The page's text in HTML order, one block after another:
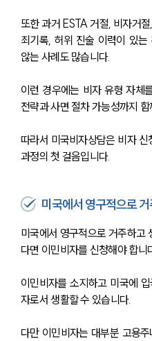
또한 과거 ESTA 거절, 비자거
죄기록, 허위 진술 이력이 있는
않는 사례도 많습니다.
이런 경우에는 비자 유형 자체
전략과 사면 절차 가능성까지
따라서 미국비자상담은 비자
과정의 첫 걸음입니다.
미국에서 영구적으로
미국에서 영구적으로 거주하고
다면 이민비자를 신청해야 합니
이민비자를 소지하고 미국에
자로서 생활할 수 있습니다.
다만 이민비자는 대부분 고용